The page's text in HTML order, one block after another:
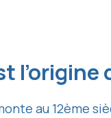
au 12ème